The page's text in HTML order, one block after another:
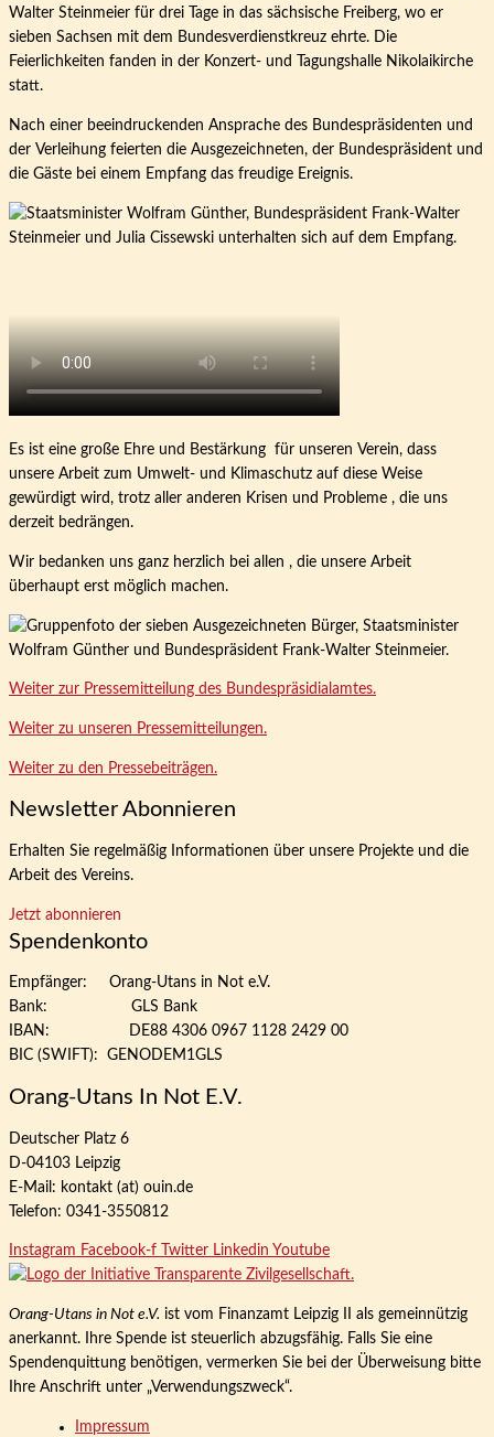
Walter Steinmeier für drei Tage in das sächsische Freiberg, wo er
sieben Sachsen mit dem Bundesverdienstkreuz ehrte. Die
Feierlichkeiten fanden in der Konzert- und Tagungshalle Nikolaikirche
statt.
Nach einer beeindruckenden Ansprache des Bundespräsidenten und
der Verleihung feierten die Ausgezeichneten, der Bundespräsident und
die Gäste bei einem Empfang das freudige Ereignis.
Es ist eine große Ehre und Bestärkung für unseren Verein, dass
unsere Arbeit zum Umwelt- und Klimaschutz auf diese Weise
gewürdigt wird, trotz aller anderen Krisen und Probleme , die uns
derzeit bedrängen.
Wir bedanken uns ganz herzlich bei allen , die unsere Arbeit
überhaupt erst möglich machen.
Weiter zur Pressemitteilung des Bundespräsidialamtes.
Weiter zu unseren Pressemitteilungen.
Weiter zu den Pressebeiträgen.
Newsletter Abonnieren
Erhalten Sie regelmäßig Informationen über unsere Projekte und die
Arbeit des Vereins.
Jetzt abonnieren
Spendenkonto
Empfänger: Orang-Utans in Not e.V.
Bank: GLS Bank
IBAN: DE88 4306 0967 1128 2429 00
BIC (SWIFT): GENODEM1GLS
Orang-Utans In Not E.V.
Deutscher Platz 6
D-04103 Leipzig
E-Mail: kontakt (at) ouin.de
Telefon: 0341-3550812
Instagram Facebook-f Twitter Linkedin Youtube
Orang-Utans in Not e.V. ist vom Finanzamt Leipzig II als gemeinnützig
anerkannt. Ihre Spende ist steuerlich abzugsfähig. Falls Sie eine
Spendenquittung benötigen, vermerken Sie bei der Überweisung bitte
Ihre Anschrift unter „Verwendungszweck“.
Impressum